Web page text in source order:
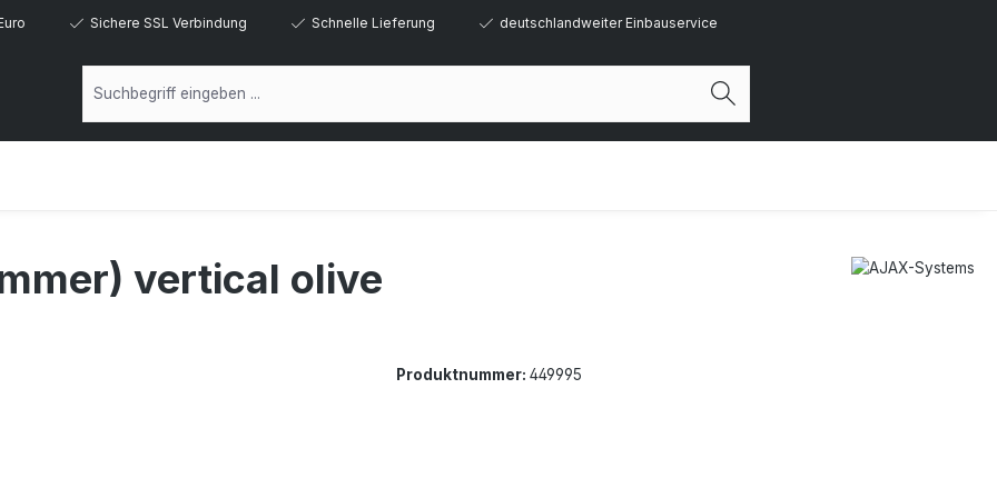
Sichere SSL Verbindung Schnelle Lieferung deutschlandweiter Einbauservice
vertical olive
Produktnummer: 449995